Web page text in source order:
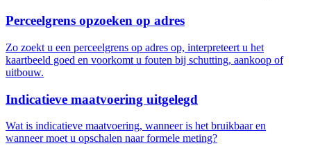
Perceelgrens opzoeken op adres
Zo zoekt u een perceelgrens op adres op, interpreteert u het
kaartbeeld goed en voorkomt u fouten bij schutting, aankoop of
uitbouw.
Indicatieve maatvoering uitgelegd
Wat is indicatieve maatvoering, wanneer is het bruikbaar en
wanneer moet u opschalen naar formele meting?